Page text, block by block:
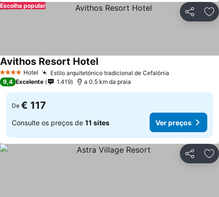
Partilhar
Escolha popular
4 EstrelasHotel Estilo arquitetónico tradicional de Cefalónia
Avithos Resort Hotel
9,4 Excelente 1.419 a 0.5 km da praia
De € 117
Consulte os preços de 11 sites Ver preços
Partilhar